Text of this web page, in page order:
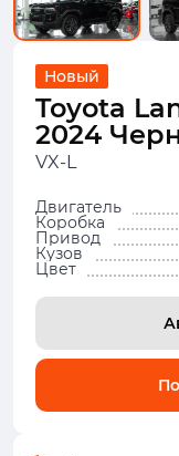
Новый
Toyota
2024
VX-L
Двигатель
Коробка
Привод
Кузов
Цвет